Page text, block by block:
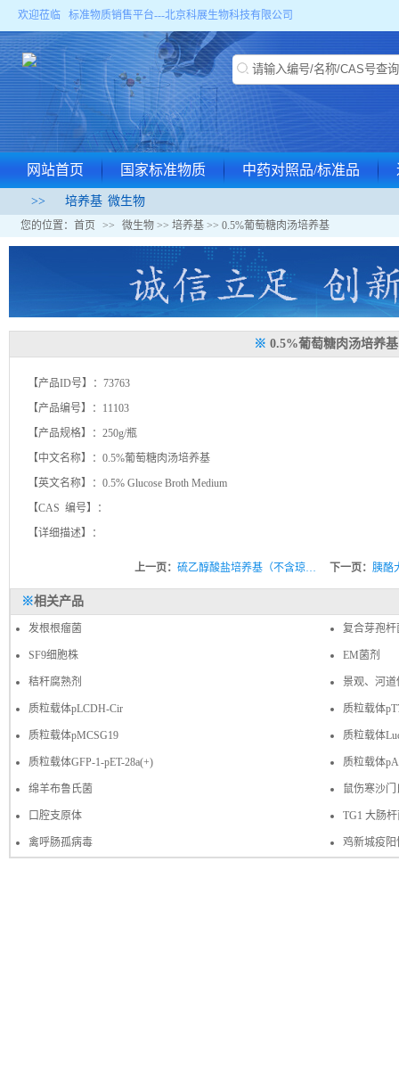
欢迎莅临 标准物质销售平台---北京科展生物科技有限公司
网站首页 国家标准物质 中药对照品/标准品
>> 培养基 微生物
您的位置： 首页 >> 微生物 >> 培养基 >> 0.5%葡萄糖肉汤培养基
※ 0.5%葡萄糖肉汤培养基
【产品ID号】：73763
【产品编号】：11103
【产品规格】：250g/瓶
【中文名称】：0.5%葡萄糖肉汤培养基
【英文名称】：0.5% Glucose Broth Medium
【CAS 编号】：
【详细描述】：
上一页： 硫乙醇酸盐培养基（不含琼… 下一页：胰酪
※相关产品
发根根瘤菌 复合芽孢杆
SF9细胞株 EM菌剂
秸秆腐熟剂 景观、河
质粒载体pLCDH-Cir 质粒载体
质粒载体pMCSG19 质粒载体
质粒载体GFP-1-pET-28a(+) 质粒载体
绵羊布鲁氏菌 鼠伤寒沙门
口腔支原体 TG1 大肠杆
禽呼肠孤病毒 鸡新城疫